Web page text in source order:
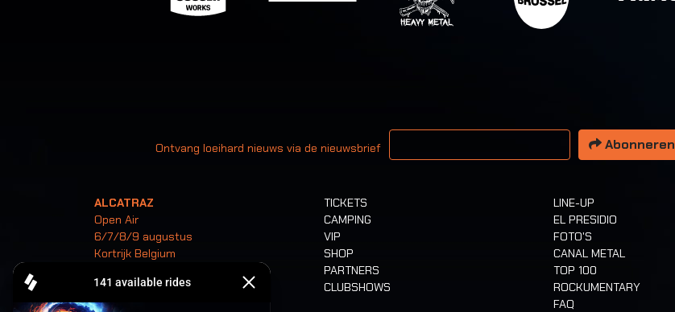
Ontvang loeihard nieuws via de nieuwsbrief
Uw email adres
Abonneren
ALCATRAZ
Open Air
6/7/8/9 augustus
Kortrijk Belgium
Tickets
TICKETS
CAMPING
VIP
SHOP
PARTNERS
CLUBSHOWS
LINE-UP
EL PRESIDIO
FOTO'S
CANAL METAL
TOP 100
ROCKUMENTARY
FAQ